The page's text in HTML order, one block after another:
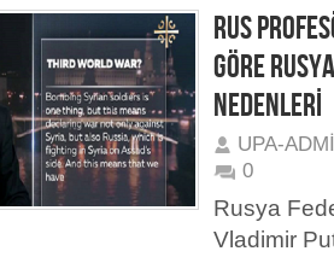
RUS
GÖRE
NEDENLERİ
UPA-
0
Rusya
Vladimir